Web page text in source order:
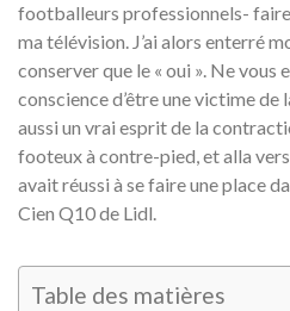
footballeurs professionnels- faire
ma télévision. J’ai alors enterré
conserver que le « oui ». Ne vous
conscience d’être une victime de
aussi un vrai esprit de la
footeux à contre-pied, et alla
avait réussi à se faire une place
Cien Q10 de Lidl.
Table des matières